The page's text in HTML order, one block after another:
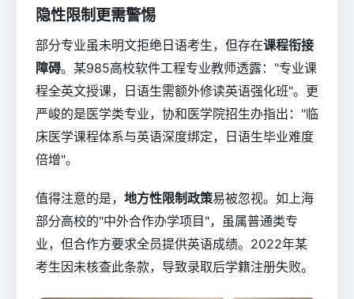
隐性限制更需警惕
部分专业虽未明文拒绝日语考生，但存在课程衔接
障碍。某985高校软件工程专业教师透露："专业课
程全英文授课，日语生需额外修读英语强化班"。更
严峻的是医学类专业，协和医学院招生办指出："临
床医学课程体系与英语深度绑定，日语生毕业难度
倍增"。
值得注意的是， 地方性限制政策易被忽视。如上海
部分高校的"中外合作办学项目"，虽属普通类专
业，但合作方要求全员提供英语成绩。2022年某
考生因未核查此条款，导致录取后学籍注册失败。